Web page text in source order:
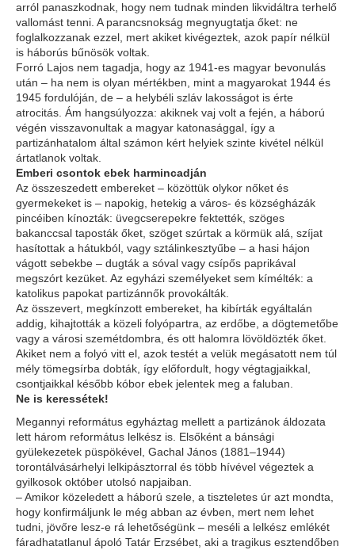
arról panaszkodnak, hogy nem tudnak minden likvidáltra terhelő
vallomást tenni. A parancsnokság megnyugtatja őket: ne
foglalkozzanak ezzel, mert akiket kivégeztek, azok papír nélkül
is háborús bűnösök voltak.
Forró Lajos nem tagadja, hogy az 1941-es magyar bevonulás
után – ha nem is olyan mértékben, mint a magyarokat 1944 és
1945 fordulóján, de – a helybéli szláv lakosságot is érte
atrocitás. Ám hangsúlyozza: akiknek vaj volt a fején, a háború
végén visszavonultak a magyar katonasággal, így a
partizánhatalom által számon kért helyiek szinte kivétel nélkül
ártatlanok voltak.
Emberi csontok ebek harmincadján
Az összeszedett embereket – közöttük olykor nőket és
gyermekeket is – napokig, hetekig a város- és községházák
pincéiben kínozták: üvegcserepekre fektették, szöges
bakanccsal taposták őket, szöget szúrtak a körmük alá, szíjat
hasítottak a hátukból, vagy sztálinkesztyűbe – a hasi hájon
vágott sebekbe – dugták a sóval vagy csípős paprikával
megszórt kezüket. Az egyházi személyeket sem kímélték: a
katolikus papokat partizánnők provokálták.
Az összevert, megkínzott embereket, ha kibírták egyáltalán
addig, kihajtották a közeli folyópartra, az erdőbe, a dögtemetőbe
vagy a városi szemétdombra, és ott halomra lövöldözték őket.
Akiket nem a folyó vitt el, azok testét a velük megásatott nem túl
mély tömegsírba dobták, így előfordult, hogy végtagjaikkal,
csontjaikkal később kóbor ebek jelentek meg a faluban.
Ne is keressétek!
Megannyi református egyháztag mellett a partizánok áldozata
lett három református lelkész is. Elsőként a bánsági
gyülekezetek püspökével, Gachal János (1881–1944)
torontálvásárhelyi lelkipásztorral és több hívével végeztek a
gyilkosok október utolsó napjaiban.
– Amikor közeledett a háború szele, a tiszteletes úr azt mondta,
hogy konfirmáljunk le még abban az évben, mert nem lehet
tudni, jövőre lesz-e rá lehetőségünk – meséli a lelkész emlékét
fáradhatatlanul ápoló Tatár Erzsébet, aki a tragikus esztendőben